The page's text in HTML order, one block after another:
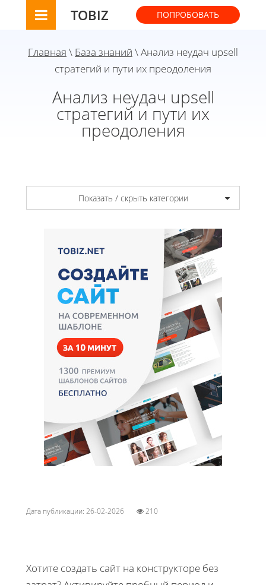
TOBIZ ПОПРОБОВАТЬ
Главная \ База знаний \ Анализ неудач upsell
стратегий и пути их преодоления
Анализ неудач upsell
стратегий и пути их
преодоления
Показать / скрыть категории
Дата публикации: 26-02-2026 210
Хотите создать сайт на конструкторе без